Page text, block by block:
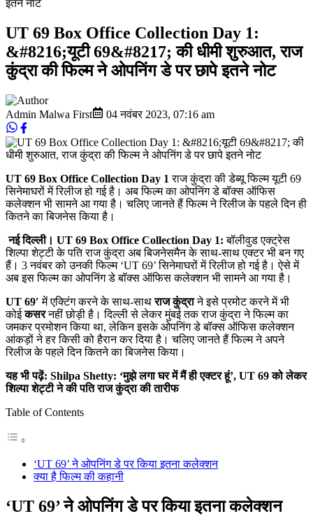
इतने नोट
UT 69 Box Office Collection Day 1:
&#8216;यूटी 69&#8217; की धीमी शुरुआत, राज
कुंद्रा की फिल्म ने ओपनिंग डे पर छापे इतने नोट
Admin Malwa First 04 नवंबर 2023, 07:16 am
UT 69 Box Office Collection Day 1 राज कुंद्रा की डेब्यू फिल्म यूटी 69
सिनेमाघरों में रिलीज हो गई है। अब फिल्म का ओपनिंग डे बॉक्स ऑफिस
कलेक्शन भी सामने आ गया है। चलिए जानते हैं फिल्म ने रिलीज के पहले दिन ही
कितने का बिजनेस किया है।
नई दिल्ली। UT 69 Box Office Collection Day 1: बॉलीवुड एक्ट्रेस
शिल्पा शेट्टी के पति राज कुंद्रा अब बिजनेसमैन के साथ-साथ एक्टर भी बन गए
हैं। 3 नवंबर को उनकी फिल्म ‘UT 69’ सिनेमाघरों में रिलीज हो गई है। ऐसे में
अब इस फिल्म का ओपनिंग डे बॉक्स ऑफिस कलेक्शन भी सामने आ गया है।
UT 69′ में एक्टिंग करने के साथ-साथराज कुंद्राने इसे प्रमोट करने में भी
कोईकसरनहीं छोड़ी है। दिल्ली से लेकर मुंबई तक राज कुंद्रा ने फिल्म का
जमकर प्रमोशन किया था, लेकिन इसके ओपनिंग डे बॉक्स ऑफिस कलेक्शन
आंकड़ों ने हर किसी को हैरान कर दिया है। चलिए जानते हैं फिल्म ने अपने
रिलीज के पहले दिन कितने का बिजनेस किया।
यह भी पढ़ें: Shilpa Shetty: ‘मुझे लगा घर में मैं ही एक्टर हूं’, UT 69 को लेकर
शिल्पा शेट्टी ने की पति राज कुंद्रा की तारीफ
Table of Contents
‘UT 69’ ने ओपनिंग डे पर किया इतना कलेक्शन
क्या है फिल्म की कहानी
‘UT 69’ ने ओपनिंग डे पर किया इतना कलेक्शन